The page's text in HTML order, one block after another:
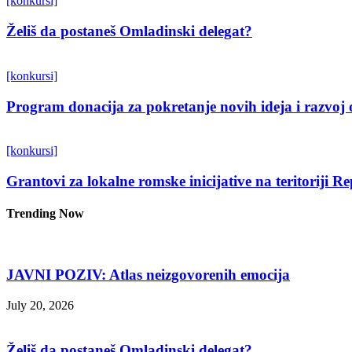
Želiš da postaneš Omladinski delegat?
[konkursi]
Program donacija za pokretanje novih ideja i razvoj
[konkursi]
Grantovi za lokalne romske inicijative na teritoriji
Trending Now
JAVNI POZIV: Atlas neizgovorenih emocija
July 20, 2026